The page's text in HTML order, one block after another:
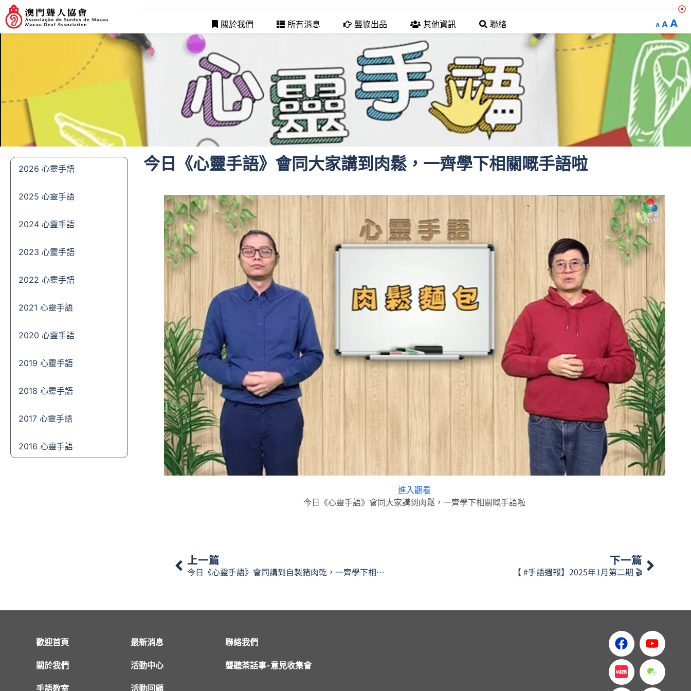
關於我們 所有消息 聾協出品 其他資訊 聯絡 A A A
2026 心靈手語
2025 心靈手語
2024 心靈手語
2023 心靈手語
2022 心靈手語
2021 心靈手語
2020 心靈手語
2019 心靈手語
2018 心靈手語
2017 心靈手語
2016 心靈手語
今日《心靈手語》會同大家講到肉鬆，一齊學下相關嘅手語啦
進入觀看
今日《心靈手語》會同大家講到肉鬆，一齊學下相關嘅手語啦
上一篇
今日《心靈手語》會同講到自製豬肉乾，一齊學下相關嘅手語啦
下一篇
【 #手語週報】2025年1月第二期 🎬
歡迎首頁
關於我們
手語教室
最新消息
活動中心
活動回顧
聯絡我們
聾聽茶話事-意見收集會